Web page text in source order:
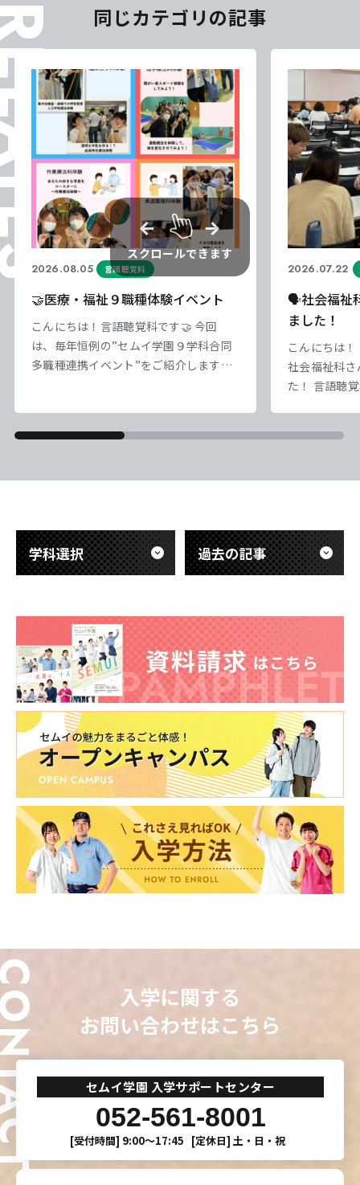
同じカテゴリの記事
2026.08.05 言語聴覚科
🤝医療・福祉９職種体験イベント
こんにちは！言語聴覚科です🤝 今回
は、毎年恒例の”セムイ学園９学科合同
多職種連携イベント”をご紹介します。
割や専門領域について学びました。 言
科の体験授業を受けました。 わたした
体験
2026.07.22
🗣️社会福祉
ました！
こんにちは
社会福祉科
た！ 言語聴
この科目で
ションスキ
面)とお互い
スクロールできます
学科選択 過去の記事
入学に関する
お問い合わせはこちら
セムイ学園 入学サポートセンター
052-561-8001
[受付時間] 9:00〜17:45 [定休日] 土・日・祝
東海医療科学
専門学校
専門学校
東海医療工学
CLOSE
東海医療科学
専門学校
専門学校
東海医療工学
CLOSE
東海医療科学
専門学校
専門学校
東海医療工学
CLOSE
東海医療科学
専門学校
専門学校
東海医療工学
CLOSE